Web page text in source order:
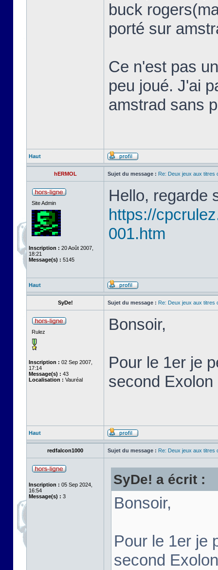
buck
porté sur
Ce n'est pas
peu joué. J'ai
amstrad sans
Haut
hERMOL Sujet du message : Re: Deux jeux aux titres
Site Admin
Inscription : 20 Août 2007,
18:21
Message(s) : 5145
Hello, regarde
https://
001.htm
Haut
SyDe! Sujet du message : Re: Deux jeux aux titres
Rulez
Inscription : 02 Sep 2007,
17:14
Message(s) : 43
Localisation : Vauréal
Bonsoir,
Pour le 1er je
second Exolon
Haut
redfalcon1000 Sujet du message : Re: Deux jeux aux titres
Inscription : 05 Sep 2024,
16:54
Message(s) : 3
SyDe! a écrit :
Bonsoir,
Pour le 1er je
second